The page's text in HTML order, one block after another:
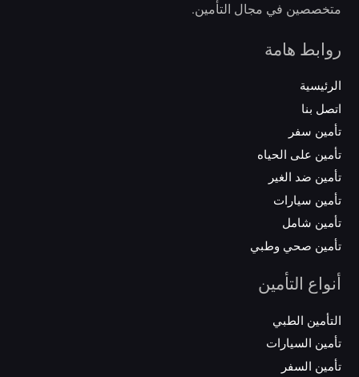
متخصصين في مجال التأمين.
روابط هامة
الرئيسية
اتصل بنا
تأمين سفر
تأمين على الحياه
تأمين ضد الغير
تأمين سيارات
تأمين شامل
تأمين صحي وطبي
أنواع التأمين
التأمين الطبي
تأمين السيارات
تأمين السفر